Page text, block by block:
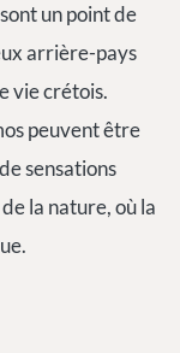
un point de
arrière-pays
vie crétois.
peuvent être
sensations
la nature, où la